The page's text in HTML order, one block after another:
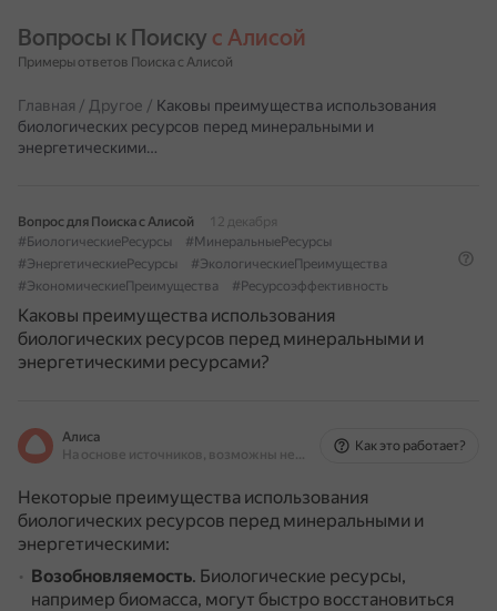
Вопросы к Поиску с Алисой
Примеры ответов Поиска с Алисой
Главная / Другое / Каковы преимущества использования
биологических ресурсов перед минеральными и
энергетическими…
Вопрос для Поиска с Алисой
12 декабря
#БиологическиеРесурсы
#МинеральныеРесурсы
#ЭнергетическиеРесурсы
#ЭкологическиеПреимущества
#ЭкономическиеПреимущества
#Ресурсоэффективность
Каковы преимущества использования
биологических ресурсов перед минеральными и
энергетическими ресурсами?
Алиса
На основе источников, возможны неточности
Как это работает?
Некоторые преимущества использования
биологических ресурсов перед минеральными и
энергетическими:
Возобновляемость. Биологические ресурсы,
например биомасса, могут быстро восстановиться